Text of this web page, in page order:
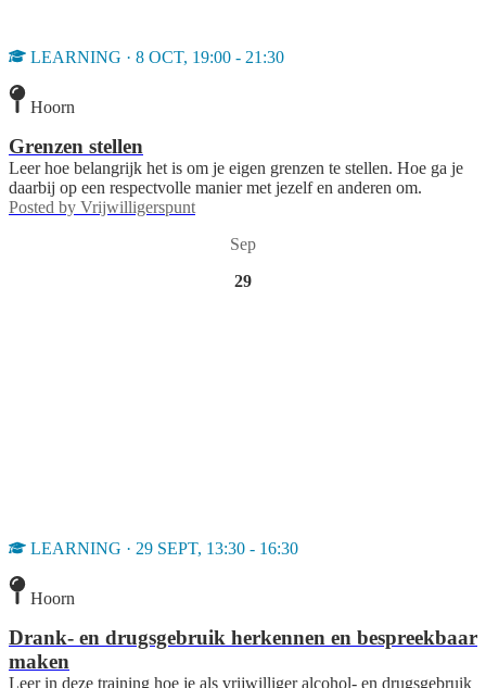
LEARNING · 8 OCT, 19:00 - 21:30
Hoorn
Grenzen stellen
Leer hoe belangrijk het is om je eigen grenzen te stellen. Hoe ga je
daarbij op een respectvolle manier met jezelf en anderen om.
Posted by Vrijwilligerspunt
Sep
29
LEARNING · 29 SEPT, 13:30 - 16:30
Hoorn
Drank- en drugsgebruik herkennen en bespreekbaar
maken
Leer in deze training hoe je als vrijwilliger alcohol- en drugsgebruik